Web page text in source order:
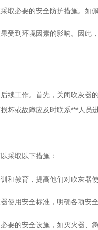
必要的安全防护措施。如佩
到环境因素的影响。因此
工作。首先，关闭吹灰器的
坏或故障应及时联系***人员进
取以下措施：
教育，提高他们对吹灰器使
用安全标准，明确各项安全
的安全设施，如灭火器、急